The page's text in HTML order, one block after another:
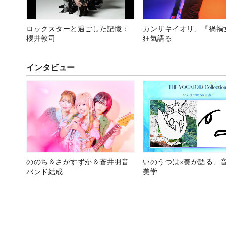
ロックスターと過ごした記憶：
櫻井敦司
カンザキイオリ、『禍禍
狂気語る
インタビュー
ののち＆さがすずか＆蒼井羽音
バンド結成
いのうつは×奏が語る、
美学